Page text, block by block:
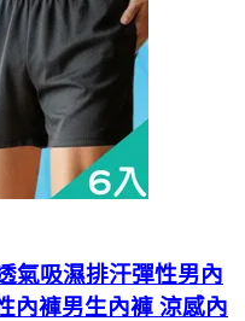
氣吸濕排汗彈性男內
內褲男生內褲 涼感內